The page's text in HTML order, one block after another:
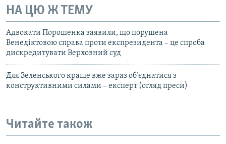
НА ЦЮ Ж ТЕМУ
Адвокати Порошенка заявили, що порушена
Венедіктовою справа проти експрезидента – це спроба
дискредитувати Верховний суд
Для Зеленського краще вже зараз об’єднатися з
конструктивними силами – експерт (огляд преси)
Читайте також